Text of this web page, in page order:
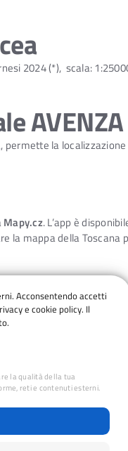
2024 (*), scala:
permette la localizzazione
Mapy.cz. L’app è
la mappa della
suGoogle Play
Acconsentendo accetti
e cookie policy. Il
la qualità della tua
reti e contenuti esterni.